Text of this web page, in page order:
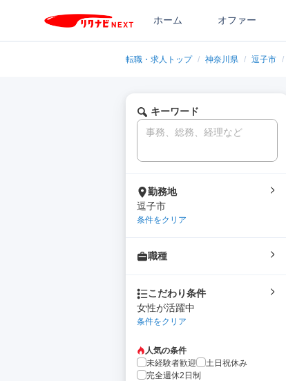
ホーム オファー
転職・求人トップ / 神奈川県 / 逗子市 /
キーワード
勤務地
逗子市
条件をクリア
職種
こだわり条件
女性が活躍中
条件をクリア
人気の条件
未経験者歓迎
土日祝休み
完全週休2日制